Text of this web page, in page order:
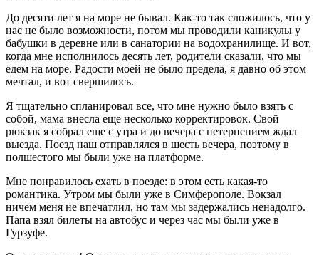
До десяти лет я на море не бывал. Как-то так сложилось, что у
нас не было возможности, потом мы проводили каникулы у
бабушки в деревне или в санатории на водохранилище. И вот,
когда мне исполнилось десять лет, родители сказали, что мы
едем на море. Радости моей не было предела, я давно об этом
мечтал, и вот свершилось.
Я тщательно спланировал все, что мне нужно было взять с
собой, мама внесла еще несколько корректировок. Свой
рюкзак я собрал еще с утра и до вечера с нетерпением ждал
выезда. Поезд наш отправлялся в шесть вечера, поэтому в
полшестого мы были уже на платформе.
Мне понравилось ехать в поезде: в этом есть какая-то
романтика. Утром мы были уже в Симферополе. Вокзал
ничем меня не впечатлил, но там мы задержались ненадолго.
Папа взял билеты на автобус и через час мы были уже в
Гурзуфе.